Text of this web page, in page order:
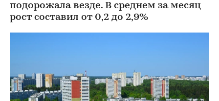
подорожала везде. В среднем за месяц
рост составил от 0,2 до 2,9%